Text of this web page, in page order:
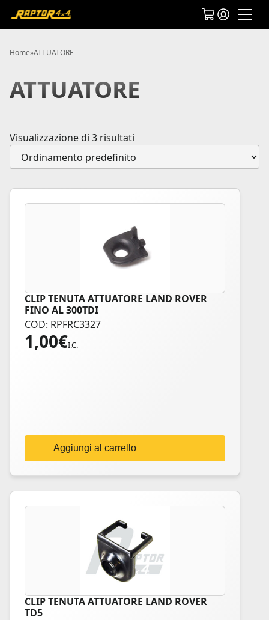
Home»ATTUATORE
ATTUATORE
Visualizzazione di 3 risultati
CLIP TENUTA ATTUATORE LAND ROVER
FINO AL 300TDI
COD: RPFRC3327
1,00€I.C.
Aggiungi al carrello
CLIP TENUTA ATTUATORE LAND ROVER
TD5